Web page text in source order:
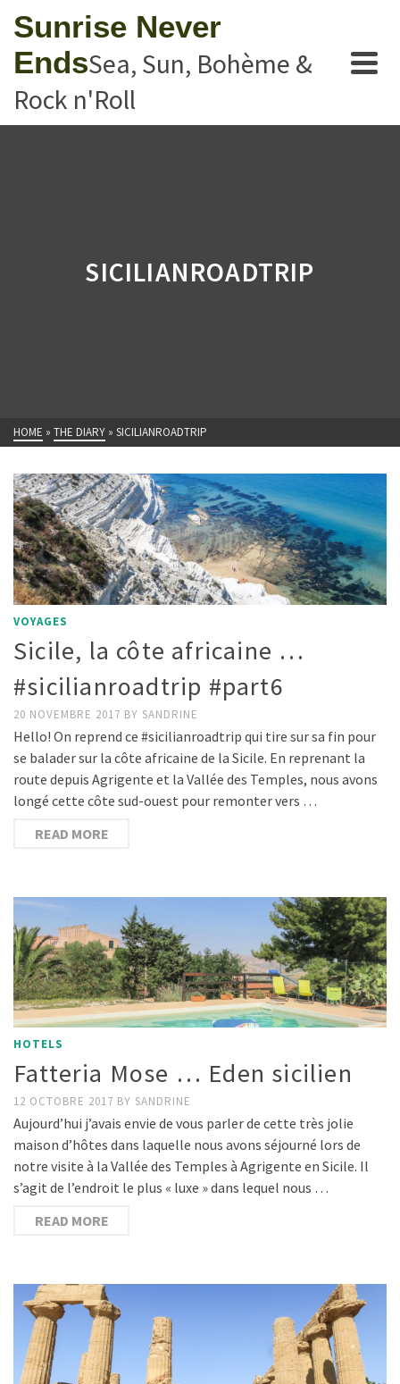
Sunrise Never
EndsSea, Sun, Bohème &
Rock n'Roll
SICILIANROADTRIP
HOME » THE DIARY » SICILIANROADTRIP
VOYAGES
Sicile, la côte africaine …
#sicilianroadtrip #part6
20 NOVEMBRE 2017 BY SANDRINE
Hello! On reprend ce #sicilianroadtrip qui tire sur sa fin pour
se balader sur la côte africaine de la Sicile. En reprenant la
route depuis Agrigente et la Vallée des Temples, nous avons
longé cette côte sud-ouest pour remonter vers …
READ MORE
HOTELS
Fatteria Mose … Eden sicilien
12 OCTOBRE 2017 BY SANDRINE
Aujourd’hui j’avais envie de vous parler de cette très jolie
maison d’hôtes dans laquelle nous avons séjourné lors de
notre visite à la Vallée des Temples à Agrigente en Sicile. Il
s’agit de l’endroit le plus « luxe » dans lequel nous …
READ MORE